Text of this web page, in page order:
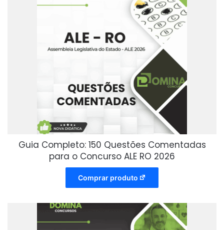
Guia Completo: 150 Questões Comentadas
para o Concurso ALE RO 2026
Comprar produto